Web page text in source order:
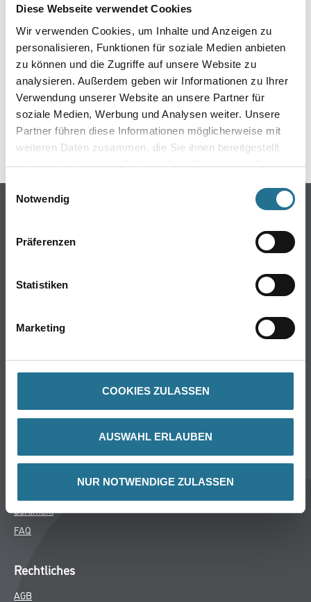
Diese Webseite verwendet Cookies
Wir verwenden Cookies, um Inhalte und Anzeigen zu
personalisieren, Funktionen für soziale Medien anbieten
zu können und die Zugriffe auf unsere Website zu
analysieren. Außerdem geben wir Informationen zu Ihrer
Verwendung unserer Website an unsere Partner für
soziale Medien, Werbung und Analysen weiter. Unsere
Partner führen diese Informationen möglicherweise mit
weiteren Daten zusammen, die Sie ihnen bereitgestellt
haben oder die sie im Rahmen Ihrer Nutzung der Dienste
Einwilligungsauswahl
Notwendig
Präferenzen
Statistiken
Marketing
COOKIES ZULASSEN
AUSWAHL ERLAUBEN
NUR NOTWENDIGE ZULASSEN
IST AUFGETRETEN
Keine Sorge, wir pinseln schon an der Lösung und
werden das Problem so schnell wie möglich beheben.
Erkunden Sie in der Zwischenzeit unseren Online-Shop
und lassen Sie sich inspirieren.
ZURÜCK ZUM ONLINE-SHOP
Online-Shop
Putze- und Spachtelmassen
Wand- & Deckenbeläge
Späth Knoll GmbH
Aktuelles
Sortiment
FAQ
Rechtliches
AGB